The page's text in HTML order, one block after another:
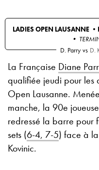
LADIES OPEN LAUSANNE •
•
D. Parry vs D.
La Française Diane
qualifiée jeudi pour les
Open Lausanne.
manche, la 90e
redressé la barre pour
sets (6-4, 7-5) face à
Kovinic.